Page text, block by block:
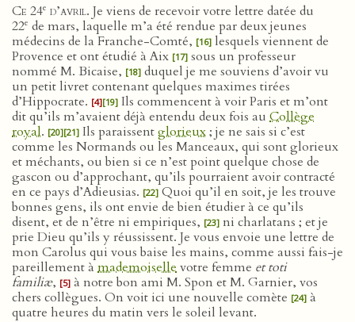
Ce 24e d’avril. Je viens de recevoir votre lettre datée du
22e de mars, laquelle m’a été rendue par deux jeunes
médecins de la Franche-Comté, [16] lesquels viennent de
Provence et ont étudié à Aix [17] sous un professeur
nommé M. Bicaise, [18] duquel je me souviens d’avoir vu
un petit livret contenant quelques maximes tirées
d’Hippocrate. [4][19] Ils commencent à voir Paris et m’ont
dit qu’ils m’avaient déjà entendu deux fois au Collège
royal. [20][21] Ils paraissentglorieux; je ne sais si c’est
comme les Normands ou les Manceaux, qui sont glorieux
et méchants, ou bien si ce n’est point quelque chose de
gascon ou d’approchant, qu’ils pourraient avoir contracté
en ce pays d’Adieusias. [22] Quoi qu’il en soit, je les trouve
bonnes gens, ils ont envie de bien étudier à ce qu’ils
disent, et de n’être ni empiriques, [23] ni charlatans ; et je
prie Dieu qu’ils y réussissent. Je vous envoie une lettre de
mon Carolus qui vous baise les mains, comme aussi fais-je
pareillement à mademoisellevotre femme et toti
familiæ, [5] à notre bon ami M. Spon et M. Garnier, vos
chers collègues. On voit ici une nouvelle comète [24] à
quatre heures du matin vers le soleil levant.